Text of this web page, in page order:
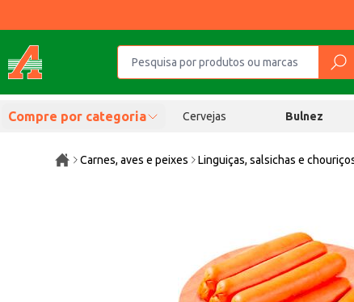
Compre por categoria Cervejas Bulnez
Carnes, aves e peixes Linguiças, salsichas e